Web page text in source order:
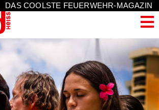
DAS COOLSTE FEUERWEHR-MAGAZIN